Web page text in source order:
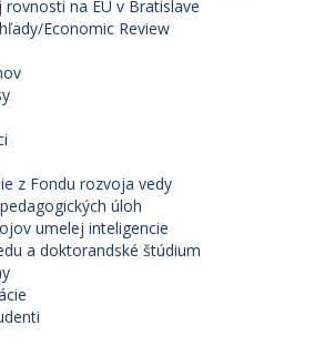
rovnosti na EU v Bratislave
Economic Review
z Fondu rozvoja vedy
úloh
umelej inteligencie
a doktorandské štúdium